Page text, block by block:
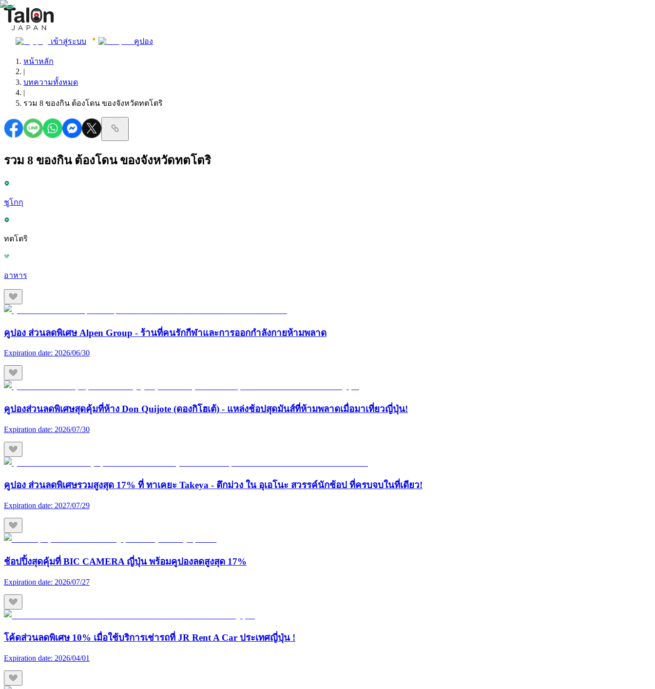
เข้าสู่ระบบ คูปอง
หน้าหลัก
|
บทความทั้งหมด
|
รวม 8 ของกิน ต้องโดน ของจังหวัดทตโตริ
รวม 8 ของกิน ต้องโดน ของจังหวัดทตโตริ
ชูโกกุ
ทตโตริ
อาหาร
คูปอง ส่วนลดพิเศษ Alpen Group - ร้านที่คนรักกีฬาและการออกกำลังกายห้ามพลาด
Expiration date: 2026/06/30
คูปองส่วนลดพิเศษสุดคุ้มที่ห้าง Don Quijote (ดองกิโฮเต้) - แหล่งช้อปสุดมันส์ที่ห้ามพลาดเมื่อมาเที่ยวญี่ปุ่น!
Expiration date: 2026/07/30
คูปอง ส่วนลดพิเศษรวมสูงสุด 17% ที่ ทาเคยะ Takeya - ตึกม่วง ใน อุเอโนะ สวรรค์นักช้อป ที่ครบจบในที่เดียว!
Expiration date: 2027/07/29
ช้อปปิ้งสุดคุ้มที่ BIC CAMERA ญี่ปุ่น พร้อมคูปองลดสูงสุด 17%
Expiration date: 2026/07/27
โค้ดส่วนลดพิเศษ 10% เมื่อใช้บริการเช่ารถที่ JR Rent A Car ประเทศญี่ปุ่น !
Expiration date: 2026/04/01